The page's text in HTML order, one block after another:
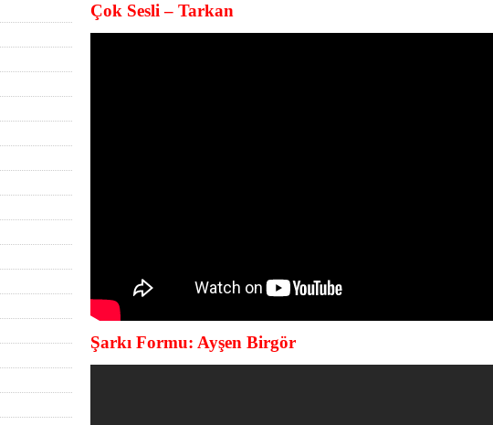
Çok Sesli – Tarkan
Şarkı Formu: Ayşen Birgör